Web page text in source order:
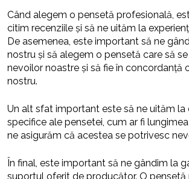
Când alegem o pensetă profesională,
citim recenziile și să ne uităm la
De asemenea, este important să ne
nostru și să alegem o pensetă care să
nevoilor noastre și să fie în concordanță
nostru.
Un alt sfat important este să ne uităm la
specifice ale pensetei, cum ar fi
ne asigurăm că acestea se potrivesc
În final, este important să ne gândim la
suportul oferit de producător. O